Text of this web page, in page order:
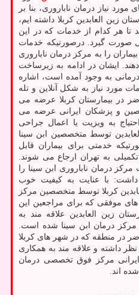
نیاز درمان ناباروری، بنا بر
زین العابدین کربلا داشته ایم،
تا هر کدام از خدمات که در این
گیرد. درصورتیکه خدمات
را به مرکز درمان ناباروری
ایشان در ادامه به زیرساخت
به وجود آمده است، اشاره
مورد نیاز به شکل آنلاین و تله
در بیمارستان کربلا عرضه می
و پزشکان ایرانی عرضه می
به ویزیت یا اعمال جراحی
توسط متخصصین ابن سینا
خدمتی برای بیماران قابل
به تهران ارجاع می شوند.
درمان ناباروری ابن سینا را
با عنایت به کیفیت خوب
کربلا توسط متخصصین مرکز
موفقی که برای مراجعین این
زین العابدین علاقه مند به
مرکز درمان ابن سینا شده است.
در منطقه که در شهر های کربلا
داشته و علاقه مند به همکاری
مرکز فوق تخصصی درمان
اند.